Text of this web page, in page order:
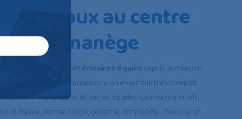
chevaux au centre
notre manège
soins vétérinaires équins depuis la création
cabinet, nous vous proposons un ensemble très complet
pour vos chevaux et autres équidés. Examens annuels,
équine, dermatologie, gériatrie, orthopédie… Découvrez-